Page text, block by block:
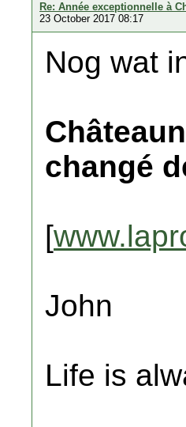
Re: Année exceptionnelle à
23 October 2017 08:17
Nog wat
changé
[
John
Life is